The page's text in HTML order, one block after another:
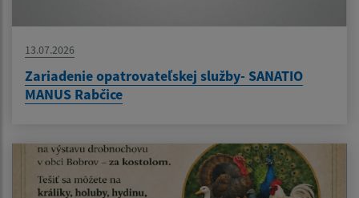
13.07.2026
Zariadenie opatrovateľskej služby- SANATIO
MANUS Rabčice